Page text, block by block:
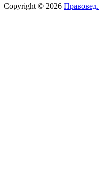
Copyright © 2026 Правовед.